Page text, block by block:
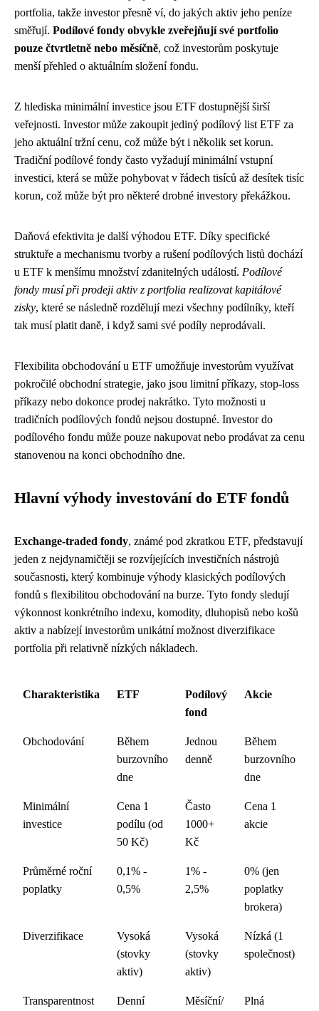
portfolia, takže investor přesně ví, do jakých aktiv jeho peníze
směřují. Podílové fondy obvykle zveřejňují své portfolio
pouze čtvrtletně nebo měsíčně, což investorům poskytuje
menší přehled o aktuálním složení fondu.
Z hlediska minimální investice jsou ETF dostupnější širší
veřejnosti. Investor může zakoupit jediný podílový list ETF za
jeho aktuální tržní cenu, což může být i několik set korun.
Tradiční podílové fondy často vyžadují minimální vstupní
investici, která se může pohybovat v řádech tisíců až desítek tisíc
korun, což může být pro některé drobné investory překážkou.
Daňová efektivita je další výhodou ETF. Díky specifické
struktuře a mechanismu tvorby a rušení podílových listů dochází
u ETF k menšímu množství zdanitelných událostí. Podílové
fondy musí při prodeji aktiv z portfolia realizovat kapitálové
zisky, které se následně rozdělují mezi všechny podílníky, kteří
tak musí platit daně, i když sami své podíly neprodávali.
Flexibilita obchodování u ETF umožňuje investorům využívat
pokročilé obchodní strategie, jako jsou limitní příkazy, stop-loss
příkazy nebo dokonce prodej nakrátko. Tyto možnosti u
tradičních podílových fondů nejsou dostupné. Investor do
podílového fondu může pouze nakupovat nebo prodávat za cenu
stanovenou na konci obchodního dne.
Hlavní výhody investování do ETF fondů
Exchange-traded fondy, známé pod zkratkou ETF, představují
jeden z nejdynamičtěji se rozvíjejících investičních nástrojů
současnosti, který kombinuje výhody klasických podílových
fondů s flexibilitou obchodování na burze. Tyto fondy sledují
výkonnost konkrétního indexu, komodity, dluhopisů nebo košů
aktiv a nabízejí investorům unikátní možnost diverzifikace
portfolia při relativně nízkých nákladech.
Charakteristika ETF
Podílový
fond
Akcie
Obchodování
Během
burzovního
dne
Jednou
denně
Během
burzovního
dne
Minimální
investice
Cena 1
podílu (od
50 Kč)
Často
1000+
Kč
Cena 1
akcie
Průměrné roční
poplatky
0,1% -
0,5%
1% -
2,5%
0% (jen
poplatky
brokera)
Diverzifikace
Vysoká
(stovky
aktiv)
Vysoká
(stovky
aktiv)
Nízká (1
společnost)
Transparentnost
Denní
Měsíční/
Plná